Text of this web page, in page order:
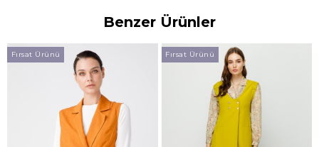
Benzer Ürünler
Fırsat Ürünü Fırsat Ürünü